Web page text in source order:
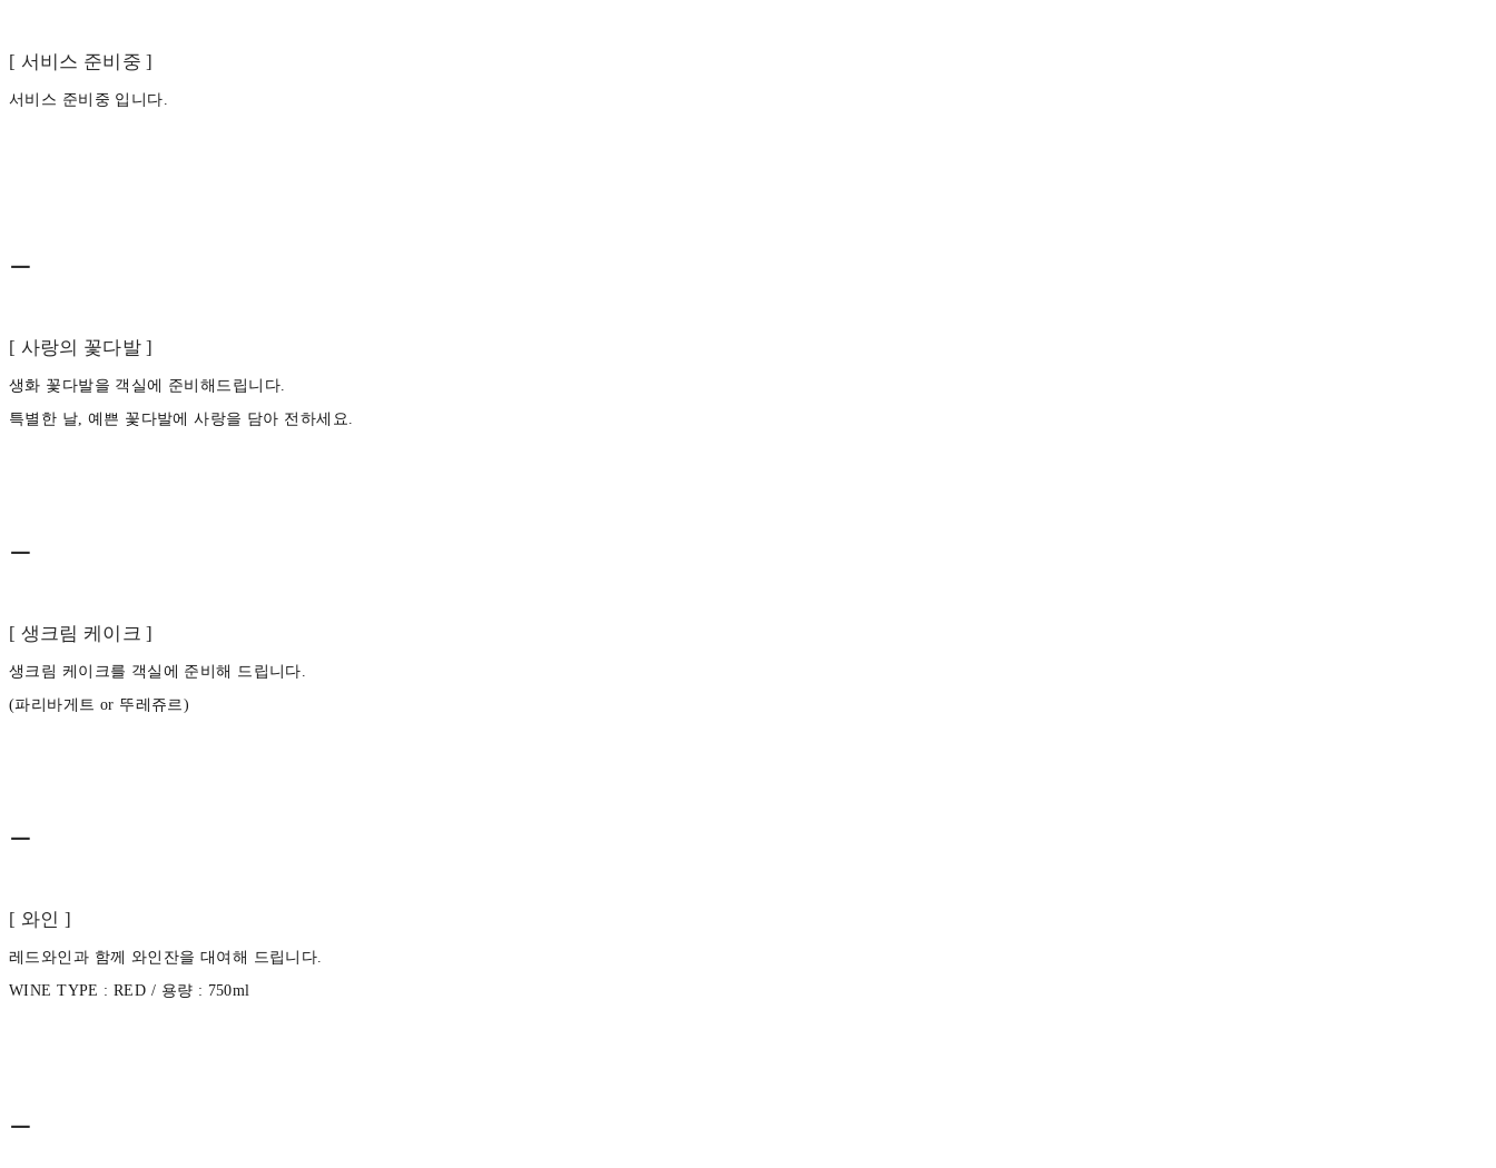
[ 서비스 준비중 ]
서비스 준비중 입니다.
ㅡ
[ 사랑의 꽃다발 ]
생화 꽃다발을 객실에 준비해드립니다.
특별한 날, 예쁜 꽃다발에 사랑을 담아 전하세요.
ㅡ
[ 생크림 케이크 ]
생크림 케이크를 객실에 준비해 드립니다.
(파리바게트 or 뚜레쥬르)
ㅡ
[ 와인 ]
레드와인과 함께 와인잔을 대여해 드립니다.
WINE TYPE : RED / 용량 : 750ml
ㅡ